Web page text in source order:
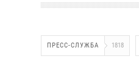
ПРЕСС-СЛУЖБА 1818